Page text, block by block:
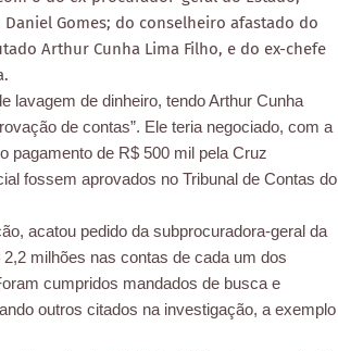
Gomes; do conselheiro afastado do
Arthur Cunha Lima Filho, e do ex-chefe
lavagem de dinheiro, tendo Arthur Cunha
de contas”. Ele teria negociado, com a
pagamento de R$ 500 mil pela Cruz
fossem aprovados no Tribunal de Contas do
acatou pedido da subprocuradora-geral da
milhões nas contas de cada um dos
cumpridos mandados de busca e
outros citados na investigação, a exemplo